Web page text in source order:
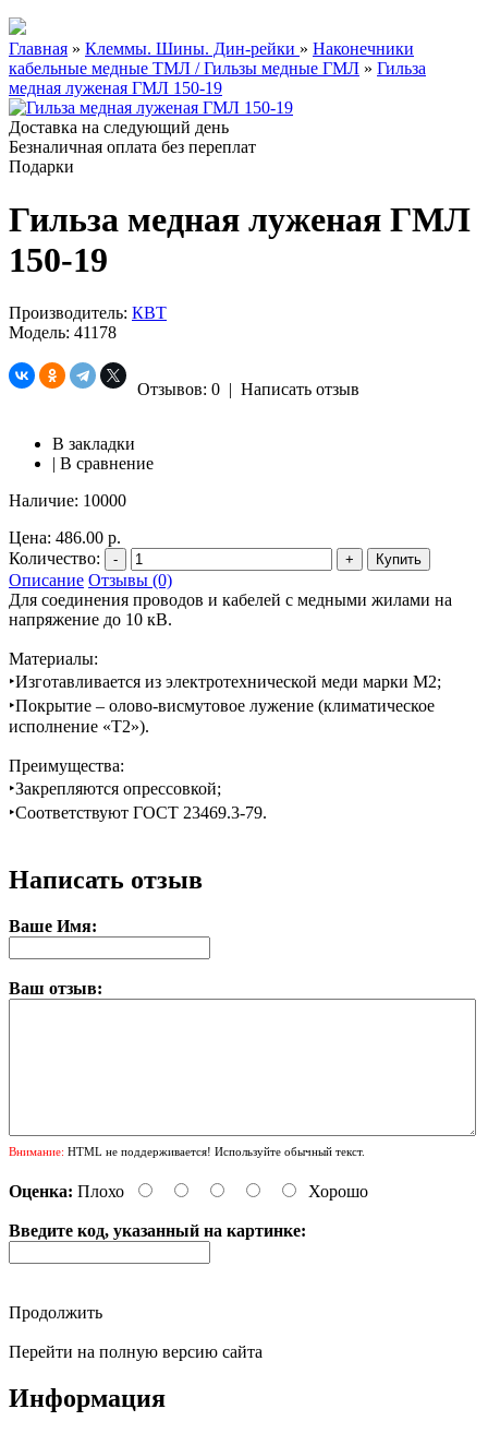
Главная » Клеммы. Шины. Дин-рейки » Наконечники
кабельные медные ТМЛ / Гильзы медные ГМЛ » Гильза
медная луженая ГМЛ 150-19
Доставка на следующий день
Безналичная оплата без переплат
Подарки
Гильза медная луженая ГМЛ
150-19
Производитель: КВТ
Модель: 41178
Отзывов: 0 | Написать отзыв
В закладки
| В сравнение
Наличие: 10000
Цена: 486.00 р.
Количество:
- + Купить
Описание Отзывы (0)
Для соединения проводов и кабелей с медными жилами на
напряжение до 10 кВ.
Материалы:
‣Изготавливается из электротехнической меди марки М2;
‣Покрытие – олово-висмутовое лужение (климатическое
исполнение «Т2»).
Преимущества:
‣Закрепляются опрессовкой;
‣Соответствуют ГОСТ 23469.3-79.
Написать отзыв
Ваше Имя:
Ваш отзыв:
Внимание: HTML не поддерживается! Используйте обычный текст.
Оценка: Плохо Хорошо
Введите код, указанный на картинке:
Продолжить
Перейти на полную версию сайта
Информация